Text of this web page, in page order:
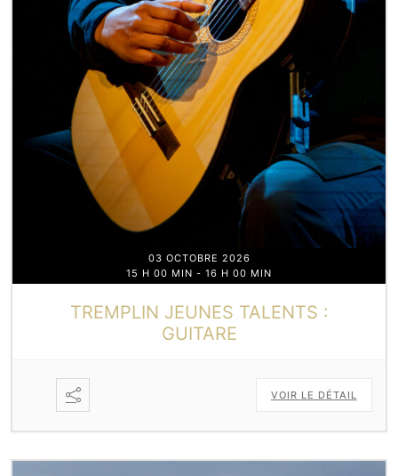
03 OCTOBRE 2026
15 H 00 MIN - 16 H 00 MIN
TREMPLIN JEUNES TALENTS :
GUITARE
VOIR LE DÉTAIL